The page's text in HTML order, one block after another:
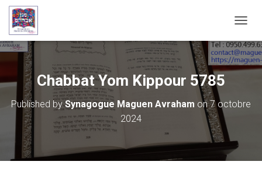
Chabbat Yom Kippour 5785
Published bySynagogue Maguen Avraham on7 octobre
2024